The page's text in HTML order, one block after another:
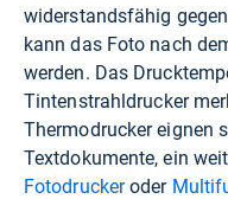
widerstandsfähig
kann das Foto nach
werden. Das
Tintenstrahldrucker
Thermodrucker eignen
Textdokumente, ein
Fotodruckeroder